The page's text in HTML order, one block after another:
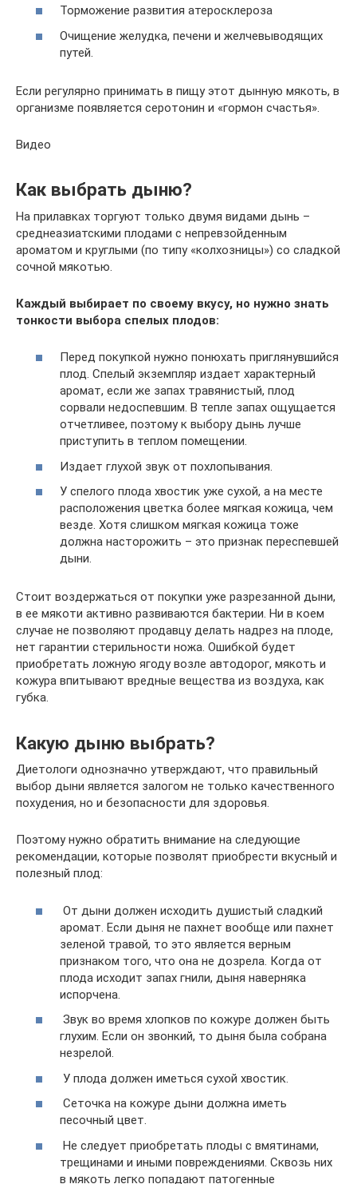
Торможение развития атеросклероза
Очищение желудка, печени и желчевыводящих
путей.
Если регулярно принимать в пищу этот дынную мякоть, в
организме появляется серотонин и «гормон счастья».
Видео
Как выбрать дыню?
На прилавках торгуют только двумя видами дынь –
среднеазиатскими плодами с непревзойденным
ароматом и круглыми (по типу «колхозницы») со сладкой
сочной мякотью.
Каждый выбирает по своему вкусу, но нужно знать
тонкости выбора спелых плодов:
Перед покупкой нужно понюхать приглянувшийся
плод. Спелый экземпляр издает характерный
аромат, если же запах травянистый, плод
сорвали недоспевшим. В тепле запах ощущается
отчетливее, поэтому к выбору дынь лучше
приступить в теплом помещении.
Издает глухой звук от похлопывания.
У спелого плода хвостик уже сухой, а на месте
расположения цветка более мягкая кожица, чем
везде. Хотя слишком мягкая кожица тоже
должна насторожить – это признак переспевшей
дыни.
Стоит воздержаться от покупки уже разрезанной дыни,
в ее мякоти активно развиваются бактерии. Ни в коем
случае не позволяют продавцу делать надрез на плоде,
нет гарантии стерильности ножа. Ошибкой будет
приобретать ложную ягоду возле автодорог, мякоть и
кожура впитывают вредные вещества из воздуха, как
губка.
Какую дыню выбрать?
Диетологи однозначно утверждают, что правильный
выбор дыни является залогом не только качественного
похудения, но и безопасности для здоровья.
Поэтому нужно обратить внимание на следующие
рекомендации, которые позволят приобрести вкусный и
полезный плод:
От дыни должен исходить душистый сладкий
аромат. Если дыня не пахнет вообще или пахнет
зеленой травой, то это является верным
признаком того, что она не дозрела. Когда от
плода исходит запах гнили, дыня наверняка
испорчена.
Звук во время хлопков по кожуре должен быть
глухим. Если он звонкий, то дыня была собрана
незрелой.
У плода должен иметься сухой хвостик.
Сеточка на кожуре дыни должна иметь
песочный цвет.
Не следует приобретать плоды с вмятинами,
трещинами и иными повреждениями. Сквозь них
в мякоть легко попадают патогенные